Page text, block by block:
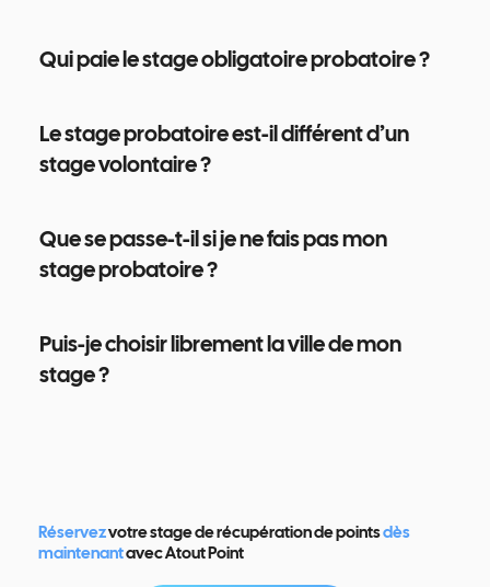
Qui paie le stage obligatoire probatoire ?
Le stage probatoire est-il différent d’un
stage volontaire ?
Que se passe-t-il si je ne fais pas mon
stage probatoire ?
Puis-je choisir librement la ville de mon
stage ?
Réservezvotre stage de récupération de pointsdès
maintenantavec Atout Point